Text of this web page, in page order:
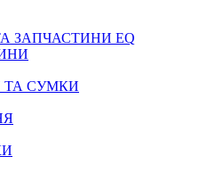
ЗАПЧАСТИНИ EQ
ТА СУМКИ